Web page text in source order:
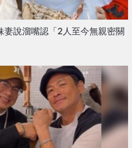
妻說溜嘴認「2人至今無親密關